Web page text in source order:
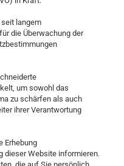
langem
die Überwachung der
um sowohl das
zu schärfen als auch
ihrer Verantwortung
Erhebung
dieser Website informieren.